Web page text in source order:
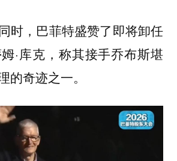
时，巴菲特盛赞了即将卸任
·库克，称其接手乔布斯堪
的奇迹之一。